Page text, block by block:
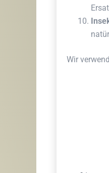
Wir